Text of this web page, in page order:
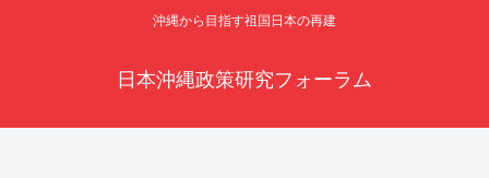
沖縄から目指す祖国日本の再建
日本沖縄政策研究フォーラム